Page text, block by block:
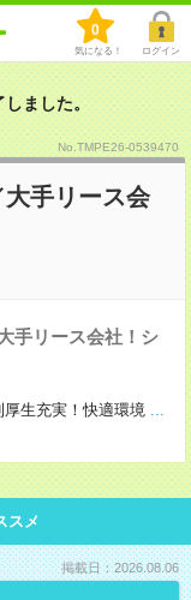
0
気になる！ ログイン
ました。
No.TMPE26-0539470
手リース会
手リース会社！シ
生充実！快適環境 ...
スメ
掲載日：2026.08.06